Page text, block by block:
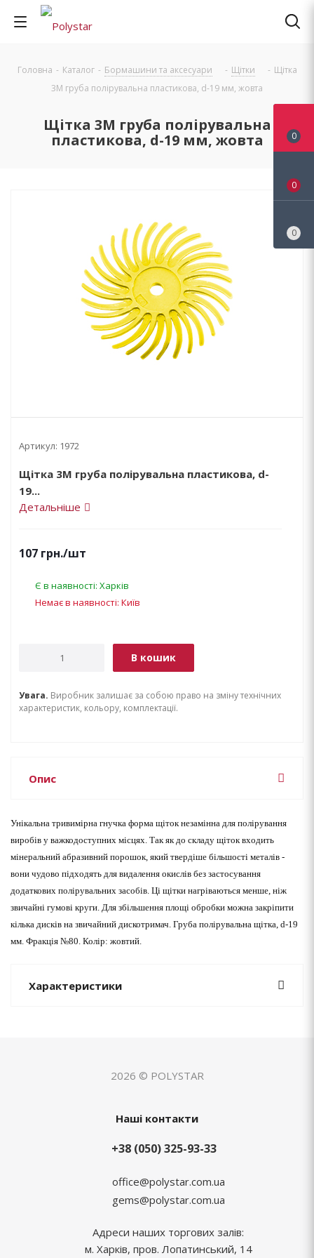
Головна - Каталог - Бормашини та аксесуари - Щітки - Щітка
3М груба полірувальна пластикова, d-19 мм, жовта
Щітка 3М груба полірувальна
пластикова, d-19 мм, жовта
Артикул: 1972
Щітка 3М груба полірувальна пластикова, d-
19...
Детальніше
107 грн./шт
Є в наявності: Харків
Немає в наявності: Київ
В кошик
Увага. Виробник залишає за собою право на зміну технічних
характеристик, кольору, комплектації.
Опис
Унікальна тривимірна гнучка форма щіток незамінна для полірування
виробів у важкодоступних місцях. Так як до складу щіток входить
мінеральний абразивний порошок, який твердіше більшості металів -
вони чудово підходять для видалення окислів без застосування
додаткових полірувальних засобів. Ці щітки нагріваються менше, ніж
звичайні гумові круги. Для збільшення площі обробки можна закріпити
кілька дисків на звичайний дискотримач. Груба полірувальна щітка, d-19
мм. Фракція №80. Колір: жовтий.
Характеристики
2026 © POLYSTAR
Наші контакти
+38 (050) 325-93-33
office@polystar.com.ua
gems@polystar.com.ua
Адреси наших торгових залів:
м. Харків, пров. Лопатинський, 14
0
0
0